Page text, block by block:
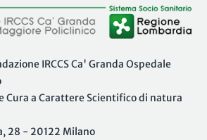
IRCCS Ca' Granda Ospedale
Cura a Carattere Scientifico di natura
28 - 20122 Milano